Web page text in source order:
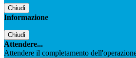
Chiudi
Informazione
Chiudi
Attendere...
Attendere il completamento